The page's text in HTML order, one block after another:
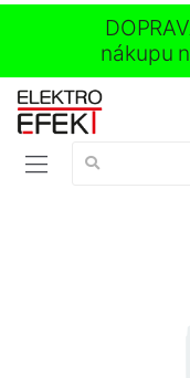
nákupu
Vyhledávání: